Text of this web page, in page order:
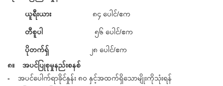
ယူရီးယား ၈၄ ပေါင်/ဧက
တီစူပါ ၅၆ ပေါင်/ဧက
ပိုတက်ရှ်
၂၈ ပေါင်/ဧက
၈။ အပင်ပြုစုမှုနည်းစနစ်
- အပင်ပေါက်ရာခိုင်နှုန်း ၈၀ နှင့်အထက်ရှိသောမျိုးကိုသုံးရန်